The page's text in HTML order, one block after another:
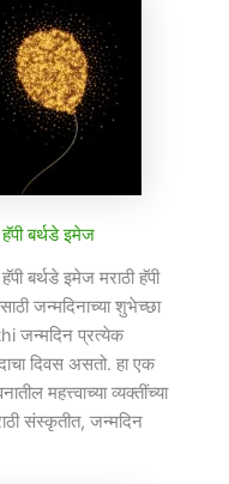
बर्थडे इमेज
बर्थडे इमेज मराठी हॅपी
जन्मदिनाच्या शुभेच्छा
जन्मदिन प्रत्येक
दिवस असतो. हा एक
महत्त्वाच्या व्यक्तींच्या
संस्कृतीत, जन्मदिन